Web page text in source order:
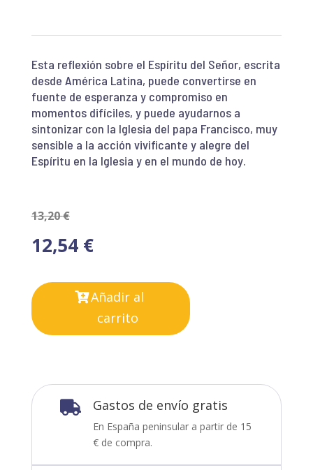
Esta reflexión sobre el Espíritu del Señor, escrita
desde América Latina, puede convertirse en
fuente de esperanza y compromiso en
momentos difíciles, y puede ayudarnos a
sintonizar con la Iglesia del papa Francisco, muy
sensible a la acción vivificante y alegre del
Espíritu en la Iglesia y en el mundo de hoy.
13,20€
12,54 €
Añadir al
carrito
 Gastos de envío gratis
En España peninsular a partir de 15
€ de compra.